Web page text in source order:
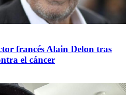
francés Alain Delon tras
el cáncer